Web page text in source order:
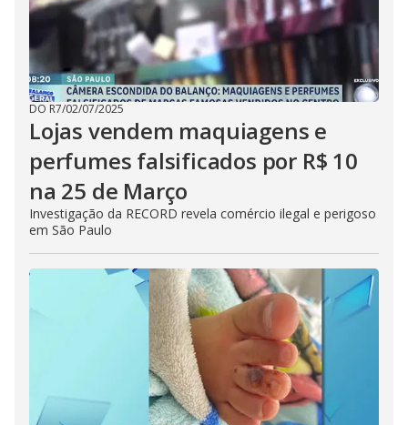
DO R7/02/07/2025
Lojas vendem maquiagens e
perfumes falsificados por R$ 10
na 25 de Março
Investigação da RECORD revela comércio ilegal e perigoso
em São Paulo